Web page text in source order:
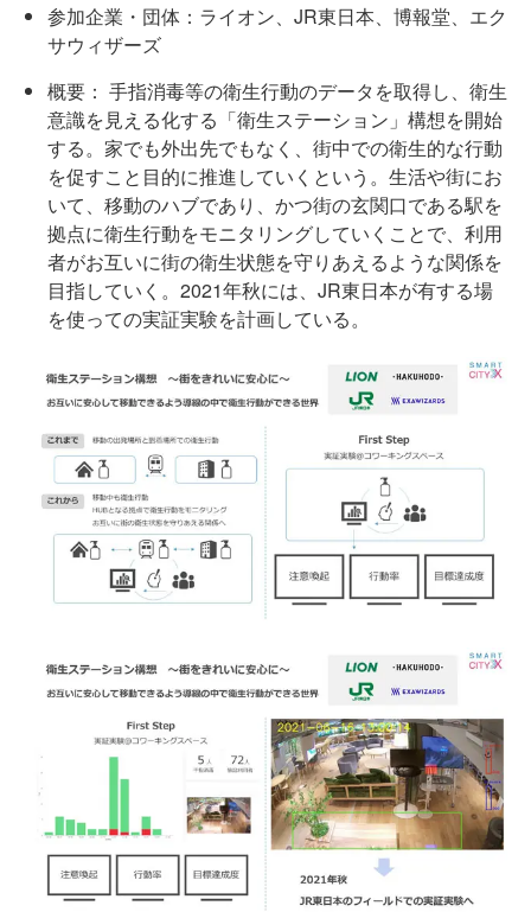
参加企業・団体：ライオン、JR東日本、博報堂、エク
サウィザーズ
概要： 手指消毒等の衛生行動のデータを取得し、衛生
意識を見える化する「衛生ステーション」構想を開始
する。家でも外出先でもなく、街中での衛生的な行動
を促すこと目的に推進していくという。生活や街にお
いて、移動のハブであり、かつ街の玄関口である駅を
拠点に衛生行動をモニタリングしていくことで、利用
者がお互いに街の衛生状態を守りあえるような関係を
目指していく。2021年秋には、JR東日本が有する場
を使っての実証実験を計画している。